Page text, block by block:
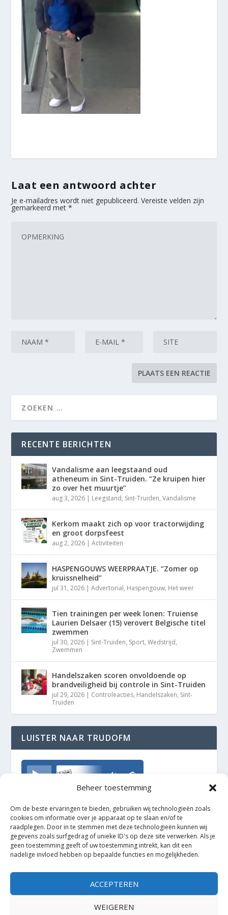
Beheer toestemming
Om de beste ervaringen te bieden, gebruiken wij technologieën zoals
cookies om informatie over je apparaat op te slaan en/of te
raadplegen. Door in te stemmen met deze technologieën kunnen wij
gegevens zoals surfgedrag of unieke ID's op deze site verwerken. Als je
geen toestemming geeft of uw toestemming intrekt, kan dit een
nadelige invloed hebben op bepaalde functies en mogelijkheden.
ACCEPTEREN
WEIGEREN
Laat een antwoord achter
Je e-mailadres wordt niet gepubliceerd. Vereiste velden zijn
gemarkeerd met*
RECENTE BERICHTEN
Vandalisme aan leegstaand oud
atheneum in Sint-Truiden. “Ze kruipen hier
zo over het muurtje”
aug 3, 2026 | Leegstand, Sint-Truiden,Vandalisme
Kerkom maakt zich op voor tractorwijding
en groot dorpsfeest
aug 2, 2026 |Activiteiten
HASPENGOUWS WEERPRAATJE. “Zomer op
kruissnelheid”
jul 31, 2026 |Advertorial, Haspengouw, Het weer
Tien trainingen per week lonen: Truiense
Laurien Delsaer (15) verovert Belgische titel
zwemmen
jul 30, 2026 | Sint-Truiden, Sport,Wedstrijd,
Zwemmen
Handelszaken scoren onvoldoende op
brandveiligheid bij controle in Sint-Truiden
jul 29, 2026 | Controleacties, Handelszaken, Sint-
Truiden
LUISTER NAAR TRUDOFM
TrudoFM